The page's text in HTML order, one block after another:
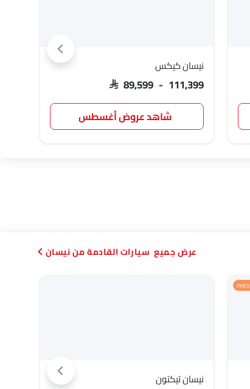
نيسان كيكس
SAR 89,599 - 111,399
شاهد عروض أغسطس
PHEV
نيسان تيكتون
سيارات القادمة من نيسان